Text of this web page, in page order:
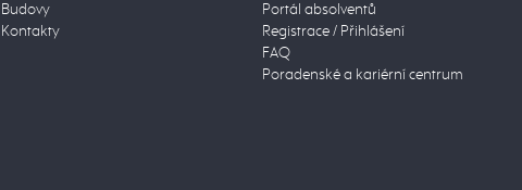
Budovy
Kontakty
Portál absolventů
Registrace / Přihlášení
FAQ
Poradenské a kariérní centrum